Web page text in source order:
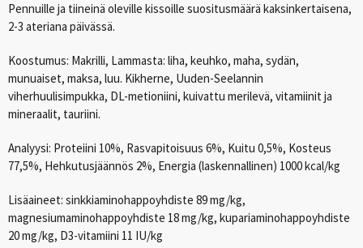
Pennuille ja tiineinä oleville kissoille suositusmäärä kaksinkertaisena,
2-3 ateriana päivässä.
Koostumus: Makrilli, Lammasta: liha, keuhko, maha, sydän,
munuaiset, maksa, luu. Kikherne, Uuden-Seelannin
viherhuulisimpukka, DL-metioniini, kuivattu merilevä, vitamiinit ja
mineraalit, tauriini.
Analyysi: Proteiini 10%, Rasvapitoisuus 6%, Kuitu 0,5%, Kosteus
77,5%, Hehkutusjäännös 2%, Energia (laskennallinen) 1000 kcal/kg
Lisäaineet: sinkkiaminohappoyhdiste 89 mg/kg,
magnesiumaminohappoyhdiste 18 mg/kg, kupariaminohappoyhdiste
20 mg/kg, D3-vitamiini 11 IU/kg